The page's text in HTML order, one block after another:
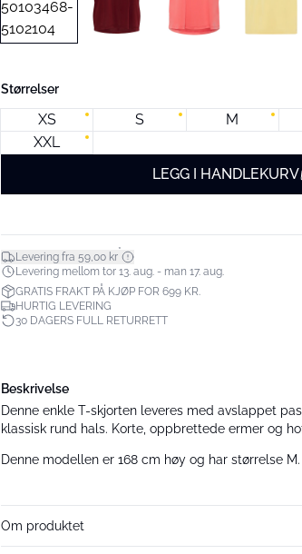
Størrelser
XS S M
XXL
LEGG I HANDLEKURV
Levering fra 59,00 kr*
Levering mellom tor 13. aug. - man 17. aug.
GRATIS FRAKT PÅ KJØP FOR 699 KR.
HURTIG LEVERING
30 DAGERS FULL RETURRETT
Beskrivelse
Denne enkle T-skjorten leveres med avslappet
klassisk rund hals. Korte, oppbrettede ermer og
Denne modellen er 168 cm høy og har størrelse M.
Om produktet